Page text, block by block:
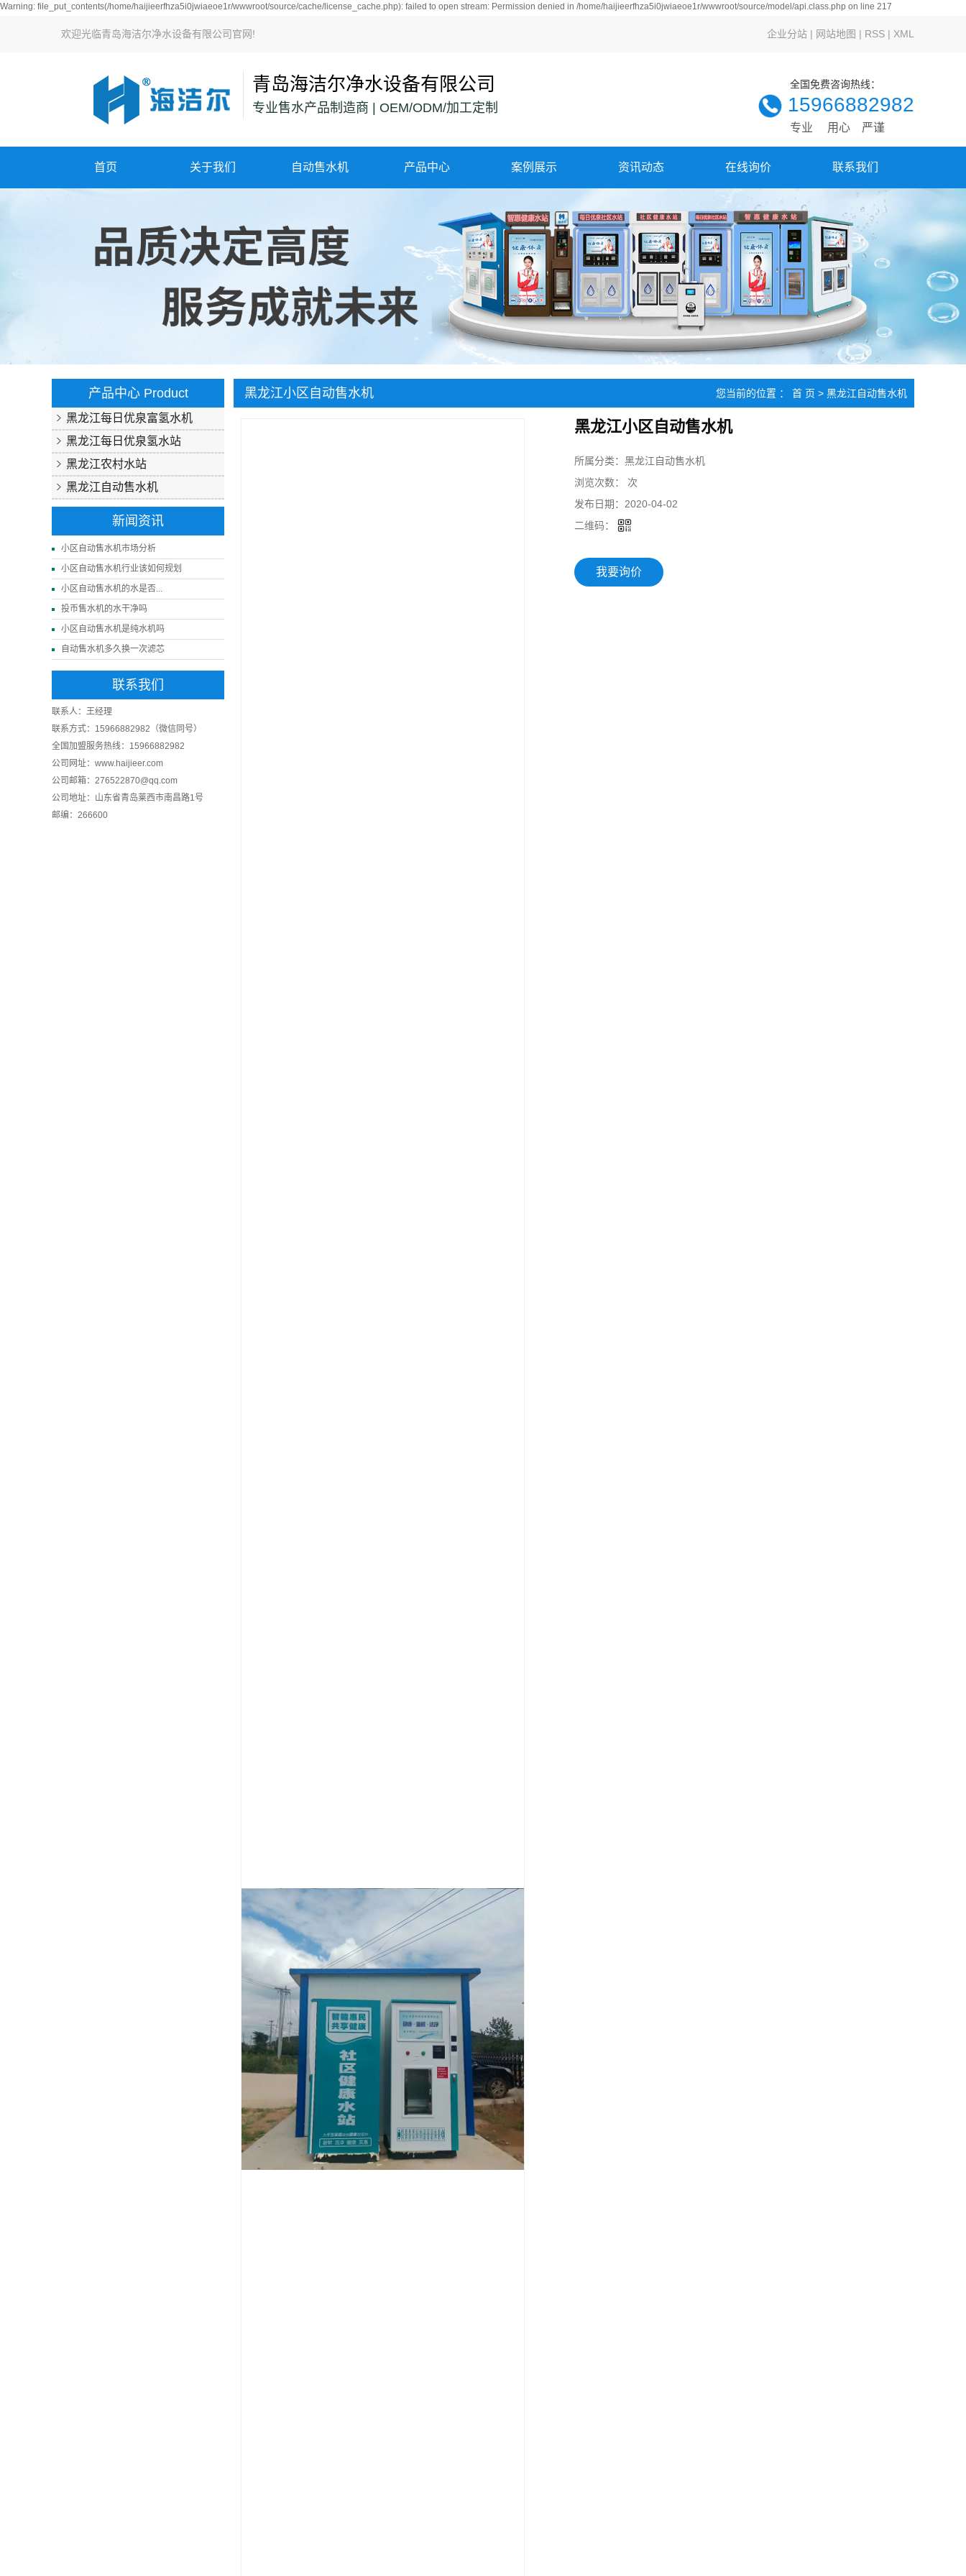
Warning: file_put_contents(/home/haijieerfhza5i0jwiaeoe1r/wwwroot/source/cache/license_cache.php): failed to open stream: Permission denied in /home/haijieerfhza5i0jwiaeoe1r/wwwroot/source/model/api.class.php on line 217
欢迎光临青岛海洁尔净水设备有限公司官网! 企业分站| 网站地图 | RSS| XML
青岛海洁尔净水设备有限公司
专业售水产品制造商 | OEM/ODM/加工定制
全国免费咨询热线：
15966882982
专业 用心 严谨
首页 关于我们
企业风采
荣誉资质
自动售水机 产品中心
富氢水机
黑龙江每日优泉
氢水站
黑龙江农村水站
黑龙江自动售水
案例展示 资讯动态
行业资讯
常见解答
在线询价 联系我们
产品中心 Product
黑龙江每日优泉富氢水机
黑龙江每日优泉氢水站
黑龙江农村水站
黑龙江自动售水机
新闻资讯
小区自动售水机市场分析
小区自动售水机行业该如何规划
小区自动售水机的水是否...
投币售水机的水干净吗
小区自动售水机是纯水机吗
自动售水机多久换一次滤芯
联系我们
联系人：王经理
联系方式：15966882982（微信同号）
全国加盟服务热线：15966882982
公司网址：www.haijieer.com
公司邮箱：276522870@qq.com
公司地址：山东省青岛莱西市南昌路1号
邮编：266600
黑龙江小区自动售水机 您当前的位置 ： 首 页 > 黑龙江自动售水机
黑龙江小区自动售水机
所属分类： 黑龙江自动售水机
浏览次数：
次
发布日期： 2020-04-02
二维码：
我要询价